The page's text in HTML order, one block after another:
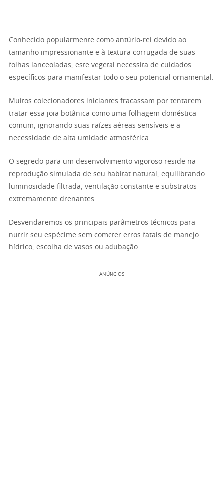
Conhecido popularmente como antúrio-rei devido ao
tamanho impressionante e à textura corrugada de suas
folhas lanceoladas, este vegetal necessita de cuidados
específicos para manifestar todo o seu potencial ornamental.
Muitos colecionadores iniciantes fracassam por tentarem
tratar essa joia botânica como uma folhagem doméstica
comum, ignorando suas raízes aéreas sensíveis e a
necessidade de alta umidade atmosférica.
O segredo para um desenvolvimento vigoroso reside na
reprodução simulada de seu habitat natural, equilibrando
luminosidade filtrada, ventilação constante e substratos
extremamente drenantes.
Desvendaremos os principais parâmetros técnicos para
nutrir seu espécime sem cometer erros fatais de manejo
hídrico, escolha de vasos ou adubação.
ANÚNCIOS